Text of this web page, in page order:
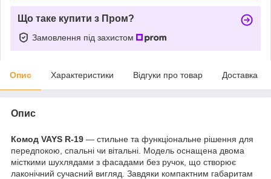
Що таке купити з Пром?
Замовлення під захистом
Опис Характеристики Відгуки про товар Доставка
Опис
Комод VAYS R-19 — стильне та функціональне рішення для
передпокою, спальні чи вітальні. Модель оснащена двома
місткими шухлядами з фасадами без ручок, що створює
лаконічний сучасний вигляд. Завдяки компактним габаритам